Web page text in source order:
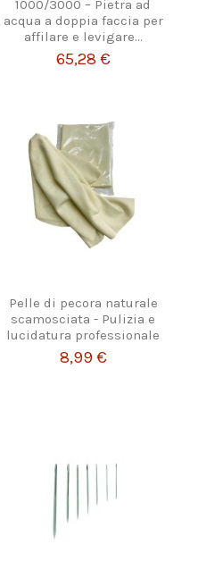
1000/3000 – Pietra ad
acqua a doppia faccia per
affilare e levigare...
65,28 €
Pelle di pecora naturale
scamosciata - Pulizia e
lucidatura professionale
8,99 €